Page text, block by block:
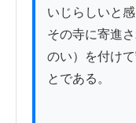
いじらしいと
その寺に寄進
のい）を付け
とである。